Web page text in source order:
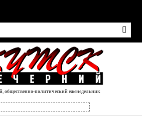
политический еженедельник